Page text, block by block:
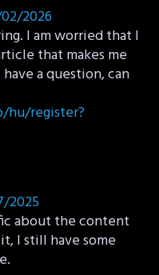
2026
I am worried that I
that makes me
a question, can
hu/register?
2025
about the content
I still have some